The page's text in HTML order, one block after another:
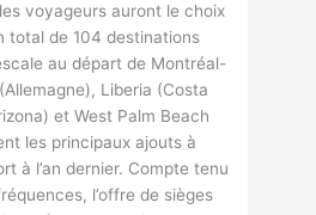
voyageurs auront le choix
total de 104 destinations
au départ de Montréal-
Liberia (Costa
et West Palm Beach
les principaux ajouts à
à l’an dernier. Compte tenu
l’offre de sièges